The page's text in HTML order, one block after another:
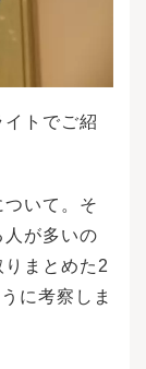
トでご紹
ついて。そ
人が多いの
まとめた2
に考察しま